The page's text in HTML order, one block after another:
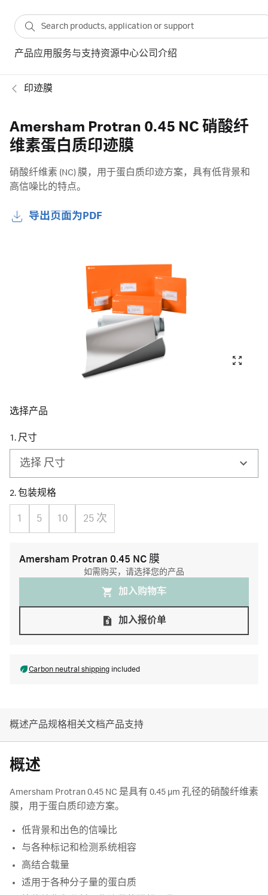
产品应用 服务与支持资源中心公司介绍
印迹膜
Amersham Protran 0.45 NC 硝酸纤
维素蛋白质印迹膜
硝酸纤维素 (NC) 膜，用于蛋白质印迹方案，具有低背景和
高信噪比的特点。
导出页面为PDF
选择产品
1. 尺寸
选择 尺寸
2. 包装规格
1 5 10 25 次
Amersham Protran 0.45 NC 膜
如需购买，请选择您的产品
加入购物⻋
加入报价单
Carbon neutral shipping included
概述产品规格相关文档产品支持
概述
Amersham Protran 0.45 NC 是具有 0.45 µm 孔径的硝酸纤维素
膜，用于蛋白质印迹方案。
低背景和出色的信噪比
与各种标记和检测系统相容
高结合载量
适用于各种分子量的蛋白质